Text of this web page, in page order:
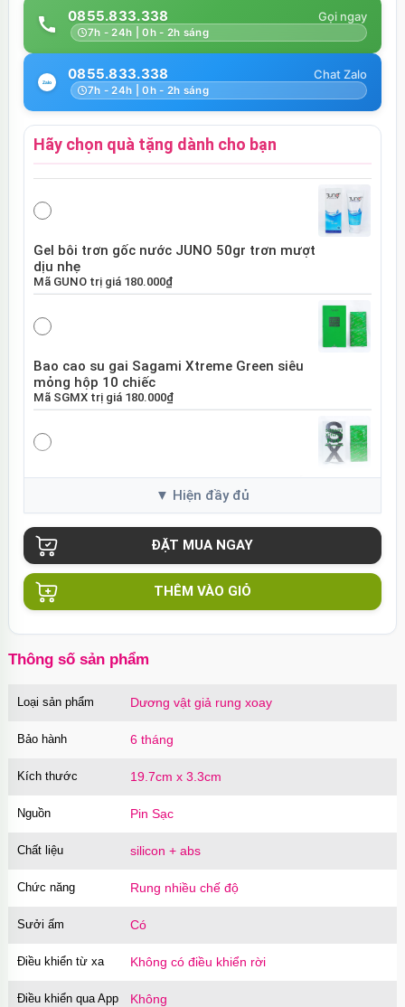
0855.833.338
7h - 24h | 0h - 2h sáng
0855.833.338
7h - 24h | 0h - 2h sáng
Hãy chọn quà tặng dành cho bạn
Gel bôi trơn gốc nước JUNO 50gr trơn mượt
dịu nhẹ
Mã GUNOtrị giá 180.000₫
Bao cao su gai Sagami Xtreme Green siêu
mỏng hộp 10 chiếc
Mã SGMXtrị giá 180.000₫
Bao cao su Sagami Xtreme White Nhật Bản
MãSGMEtrị giá120.000₫
Bao cao su Sagami Xtreme siêu mỏng hộp
10 chiếc Nhật Bản
Củ sạc Hoco Mini Travel Charger 10.5W
MãHOCO 90.000₫
THÊM VÀO GIỎ
Thông số sản phẩm
Loại sản phẩm Dương vật giả rung xoay
Bảo hành 6 tháng
Kích thước 19.7cm x 3.3cm
Nguồn Pin Sạc
Chất liệu silicon + abs
Chức năng Rung nhiều chế độ
Sưởi ấm Có
Điều khiển từ xa Không có điều khiển rời
Điều khiển qua App Không